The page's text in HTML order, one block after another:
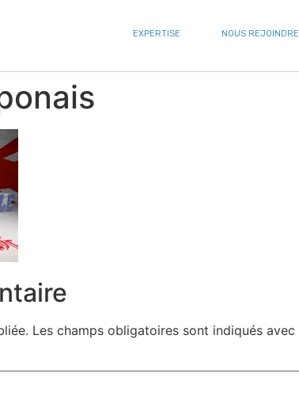
EXPERTISE NOUS REJOINDRE
Les champs obligatoires sont indiqués avec